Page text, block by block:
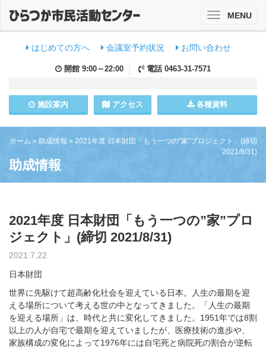
はじめての方へ 会議室予約状況 お問い合わせ
開館 9:00～22:00 電話 0463-31-7571
施設案内 アクセス 各種資料
ToggleMENU
ホーム » 助成情報 » 2021年度 日本財団「もう一つの”家”プロジェクト」(締切
2021/8/31)
助成情報
2021年度 日本財団「もう一つの”家”プロ
ジェクト」(締切 2021/8/31)
2021.7.22
日本財団
世界に先駆けて超高齢化社会を迎えている日本。人生の最期を迎
える場所について考える世の中となってきました。「人生の最期
を迎える場所」は、時代と共に変化してきました。1951年では8割
以上の人が自宅で最期を迎えていましたが、医療技術の進歩や、
家族構成の変化によって1976年には自宅死と病院死の割合が逆転